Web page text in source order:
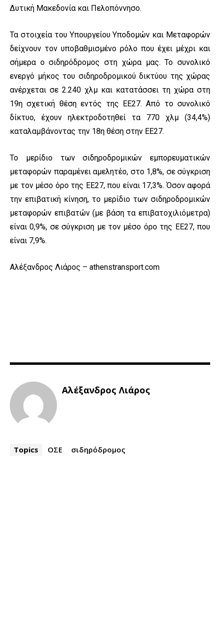
Δυτική Μακεδονία και Πελοπόννησο.
Τα στοιχεία του Υπουργείου Υποδομών και Μεταφορών
δείχνουν τον υποβαθμισμένο ρόλο που έχει μέχρι και
σήμερα ο σιδηρόδρομος στη χώρα μας. Το συνολικό
ενεργό μήκος του σιδηροδρομικού δικτύου της χώρας
ανέρχεται σε 2.240 χλμ και κατατάσσει τη χώρα στη
19η σχετική θέση εντός της ΕΕ27. Από το συνολικό
δίκτυο, έχουν ηλεκτροδοτηθεί τα 770 χλμ (34,4%)
καταλαμβάνοντας την 18η θέση στην ΕΕ27.
Το μερίδιο των σιδηροδρομικών εμπορευματικών
μεταφορών παραμένει αμελητέο, στο 1,8%, σε σύγκριση
με τον μέσο όρο της ΕΕ27, που είναι 17,3%. Όσον αφορά
την επιβατική κίνηση, το μερίδιο των σιδηροδρομικών
μεταφορών επιβατών (με βάση τα επιβατοχιλιόμετρα)
είναι 0,9%, σε σύγκριση με τον μέσο όρο της ΕΕ27, που
είναι 7,9%.
Αλέξανδρος Λιάρος – athenstransport.com
Αλέξανδρος Λιάρος
Topics ΟΣΕ σιδηρόδρομος